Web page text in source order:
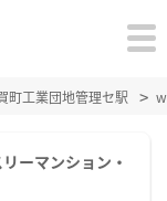
町工業団地管理セ駅
ーマンション・